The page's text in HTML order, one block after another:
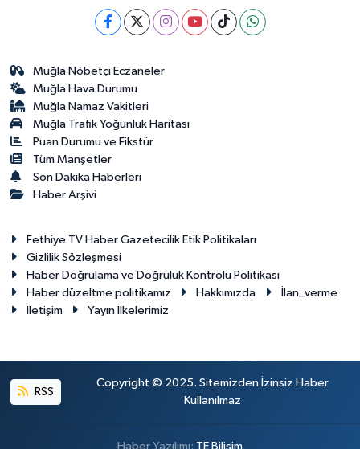
Muğla Nöbetçi Eczaneler
Muğla Hava Durumu
Muğla Namaz Vakitleri
Muğla Trafik Yoğunluk Haritası
Puan Durumu ve Fikstür
Tüm Manşetler
Son Dakika Haberleri
Haber Arşivi
Fethiye TV Haber Gazetecilik Etik Politikaları
Gizlilik Sözleşmesi
Haber Doğrulama ve Doğruluk Kontrolü Politikası
Haber düzeltme politikamız
Hakkımızda
İlan_verme
İletişim
Yayın İlkelerimiz
RSS
Copyright © 2025. Sitemizden İzinsiz Haber
Kullanılmaz
Haber Yazılımı: TE Bilişim